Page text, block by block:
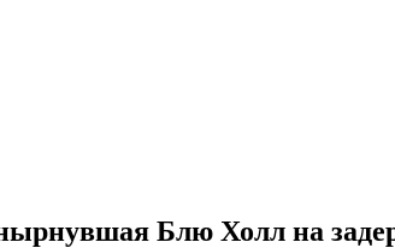
Блю Холл на